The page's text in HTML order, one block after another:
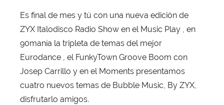
r
X
a
v
i
T
Es final de mes y tú con una nueva edición de
ZYX Italodisco Radio Show en el Music Play , en
90manía la tripleta de temas del mejor
Eurodance , el FunkyTown Groove Boom con
Josep Carrillo y en el Moments presentamos
cuatro nuevos temas de Bubble Music, By ZYX,
disfrutarlo amigos.